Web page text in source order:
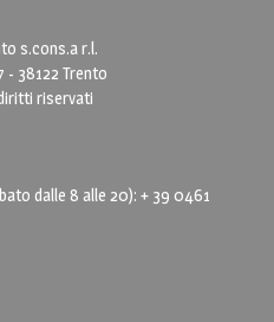
s.cons.a r.l.
- 38122 Trento
riservati
dalle 8 alle 20): + 39 0461